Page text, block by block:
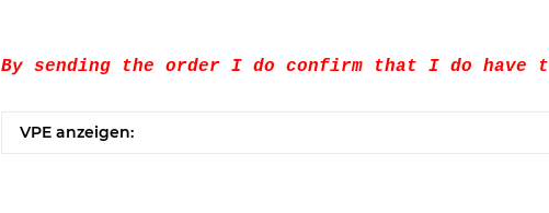
By sending the order I do confirm that I do have
VPE anzeigen: